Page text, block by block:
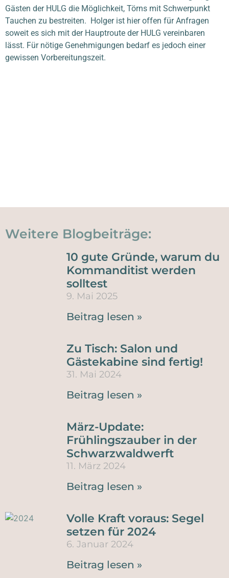
Gästen der HULG die Möglichkeit, Törns mit Schwerpunkt
Tauchen zu bestreiten. Holger ist hier offen für Anfragen
soweit es sich mit der Hauptroute der HULG vereinbaren
lässt. Für nötige Genehmigungen bedarf es jedoch einer
gewissen Vorbereitungszeit.
Weitere Blogbeiträge:
10 gute Gründe, warum du
Kommanditist werden
solltest
9. Mai 2025
Beitrag lesen »
Zu Tisch: Salon und
Gästekabine sind fertig!
31. Mai 2024
Beitrag lesen »
März-Update:
Frühlingszauber in der
Schwarzwaldwerft
11. März 2024
Beitrag lesen »
Volle Kraft voraus: Segel
setzen für 2024
6. Januar 2024
Beitrag lesen »